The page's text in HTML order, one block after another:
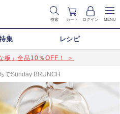
検索 カート ログイン MENU
集 レシピ
板」全品10％OFF！ ＞
でSunday BRUNCH